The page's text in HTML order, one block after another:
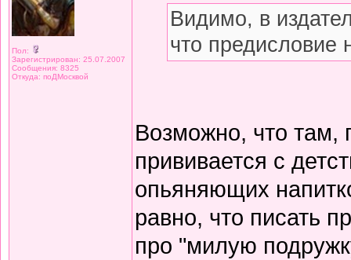
Пол:
Зарегистрирован: 25.07.2007
Сообщения: 8325
Откуда: поДМосквой
Видимо, в
что предисловие
Возможно, что там,
прививается с
опьяняющих
равно, что писать
про "милую